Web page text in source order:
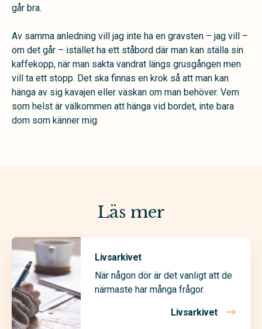
går bra.
Av samma anledning vill jag inte ha en gravsten – jag vill –
om det går – istället ha ett ståbord där man kan ställa sin
kaffekopp, när man sakta vandrat längs grusgången men
vill ta ett stopp. Det ska finnas en krok så att man kan
hänga av sig kavajen eller väskan om man behöver. Vem
som helst är välkommen att hänga vid bordet, inte bara
dom som känner mig.
Läs mer
Livsarkivet
När någon dör är det vanligt att de
närmaste har många frågor.
Livsarkivet